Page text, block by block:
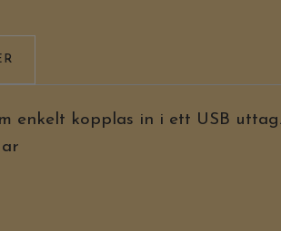
enkelt kopplas in i ett USB uttag.